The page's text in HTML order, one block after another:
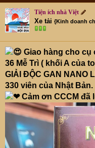
Tiện ích nhà Việt
Xe tải {Kinh doanh
Giao hàng cho cụ
36 Mễ Trì ( khối A của
GIẢI ĐỘC GAN NANO
330 viên của Nhật Bản.
Cảm ơn CCCM đã